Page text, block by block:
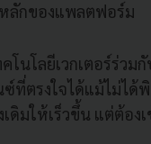
ลักของแพลตฟอร์ม
นโลยีเวกเตอร์ร่วมกั
ที่ตรงใจได้แม้ไม่ได้
มให้เร็วขึ้น แต่ต้อง